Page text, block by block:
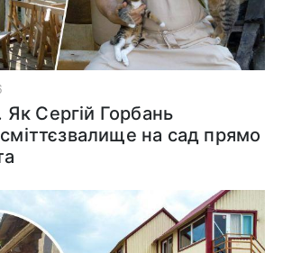
Як Сергій Горбань
на сад прямо